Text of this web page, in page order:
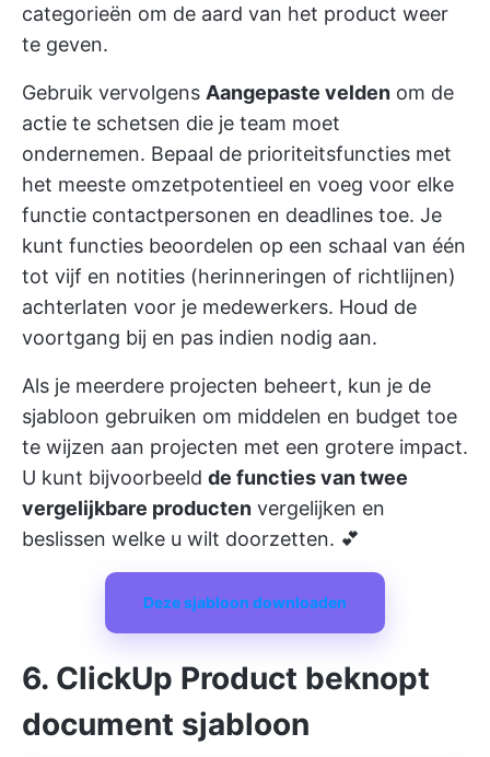
categorieën om de aard van het product weer
te geven.
Gebruik vervolgens Aangepaste velden om de
actie te schetsen die je team moet
ondernemen. Bepaal de prioriteitsfuncties met
het meeste omzetpotentieel en voeg voor elke
functie contactpersonen en deadlines toe. Je
kunt functies beoordelen op een schaal van één
tot vijf en notities (herinneringen of richtlijnen)
achterlaten voor je medewerkers. Houd de
voortgang bij en pas indien nodig aan.
Als je meerdere projecten beheert, kun je de
sjabloon gebruiken om middelen en budget toe
te wijzen aan projecten met een grotere impact.
U kunt bijvoorbeeld de functies van twee
vergelijkbare producten vergelijken en
beslissen welke u wilt doorzetten. 💕
Deze sjabloon downloaden
6. ClickUp Product beknopt
document sjabloon